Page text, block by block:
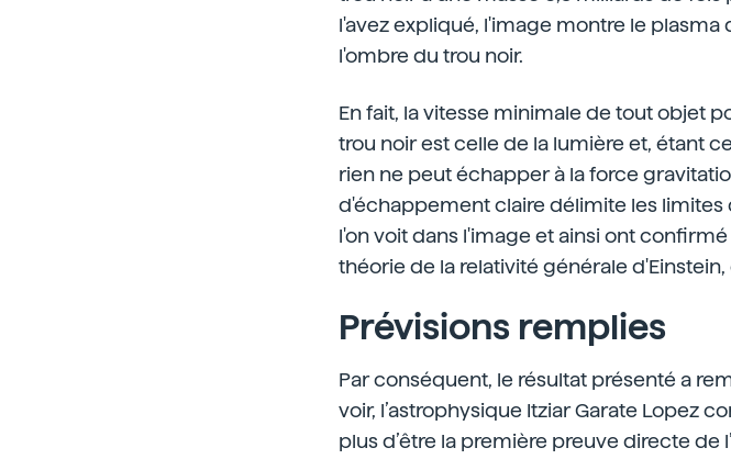
l'avez expliqué, l'image montre le
l'ombre du trou noir.
En fait, la vitesse minimale de tout objet
trou noir est celle de la lumière et, étant
rien ne peut échapper à la force
d'échappement claire délimite les limites
l'on voit dans l'image et ainsi ont
théorie de la relativité générale
Prévisions remplies
Par conséquent, le résultat présenté a
voir, l’astrophysique Itziar Garate Lopez
plus d’être la première preuve directe de